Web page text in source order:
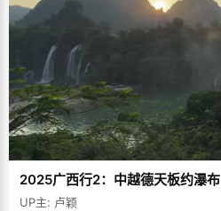
2025广西行2：中越德天板约瀑布
UP主: 卢颖